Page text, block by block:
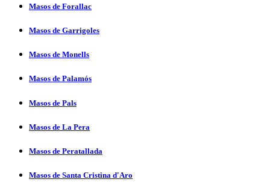
Masos de Forallac
Masos de Garrigoles
Masos de Monells
Masos de Palamós
Masos de Pals
Masos de La Pera
Masos de Peratallada
Masos de Santa Cristina d'Aro